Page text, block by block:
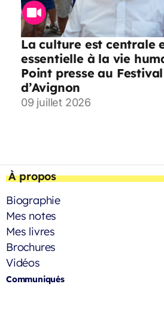
La culture est centrale
essentielle à la vie
Point presse au Festival
d’Avignon
09 juillet 2026
À propos
Biographie
Mes notes
Mes livres
Brochures
Vidéos
Communiqués